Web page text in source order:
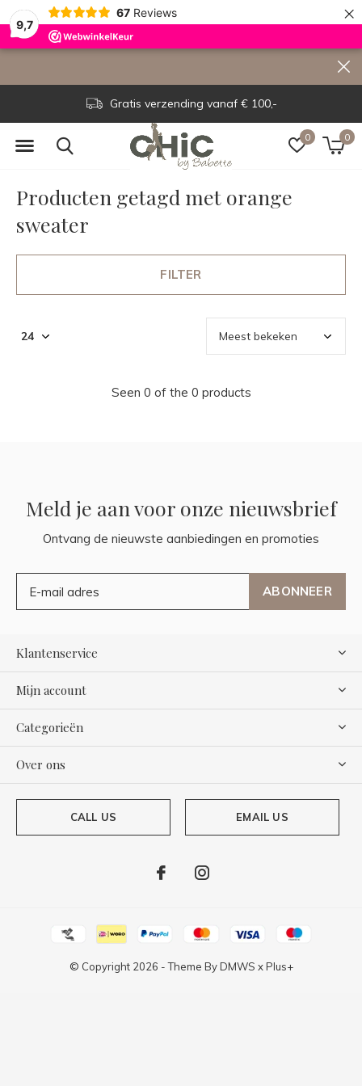
9,7
67 Reviews ×
0 0
Gratis verzending vanaf € 100,-
Producten getagd met orange
sweater
FILTER
Seen 0 of the 0 products
Meld je aan voor onze nieuwsbrief
Ontvang de nieuwste aanbiedingen en promoties
ABONNEER
Klantenservice
Mijn account
Categorieën
Over ons
CALL US EMAIL US
© Copyright 2026 - Theme ByDMWS xPlus+